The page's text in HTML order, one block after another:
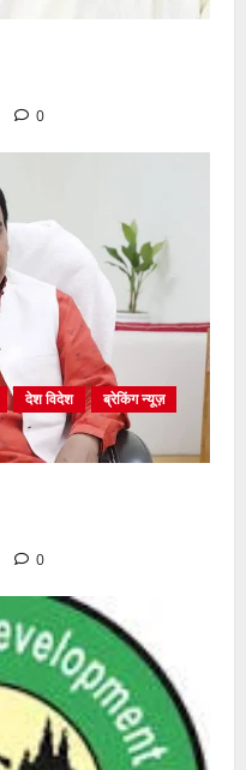
0
देश विदेश
ब्रेकिंग न्यूज़
0